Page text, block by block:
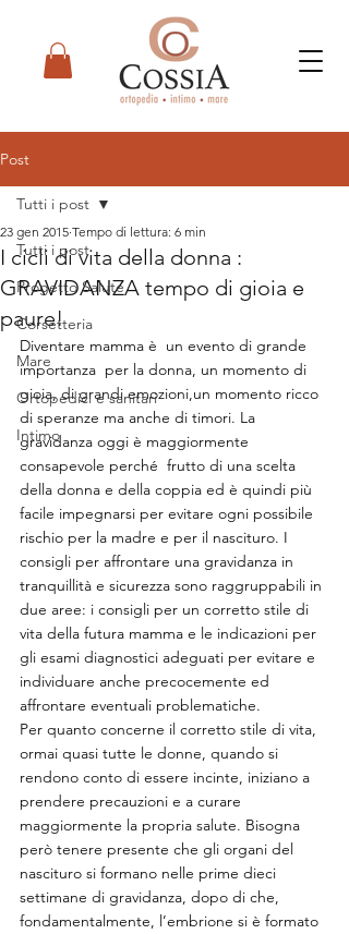
Post
Tutti i post
Progetto Salute
Corsetteria
Mare
Ortopedici e sanitari
Intimo
Tutti i post
I cicli di vita della donna :
GRAVIDANZA tempo di gioia e
paure!
23 gen 2015 Tempo di lettura: 6 min
Diventare mamma è  un evento di grande
importanza  per la donna, un momento di
gioia, di grandi emozioni,un momento ricco
di speranze ma anche di timori. La
gravidanza oggi è maggiormente
consapevole perché  frutto di una scelta
della donna e della coppia ed è quindi più
facile impegnarsi per evitare ogni possibile
rischio per la madre e per il nascituro. I
consigli per affrontare una gravidanza in
tranquillità e sicurezza sono raggruppabili in
due aree: i consigli per un corretto stile di
vita della futura mamma e le indicazioni per
gli esami diagnostici adeguati per evitare e
individuare anche precocemente ed
affrontare eventuali problematiche.
Per quanto concerne il corretto stile di vita,
ormai quasi tutte le donne, quando si
rendono conto di essere incinte, iniziano a
prendere precauzioni e a curare
maggiormente la propria salute. Bisogna
però tenere presente che gli organi del
nascituro si formano nelle prime dieci
settimane di gravidanza, dopo di che,
fondamentalmente, l’embrione si è formato